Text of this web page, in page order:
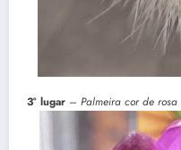
3° lugar – Palmeira cor de rosa